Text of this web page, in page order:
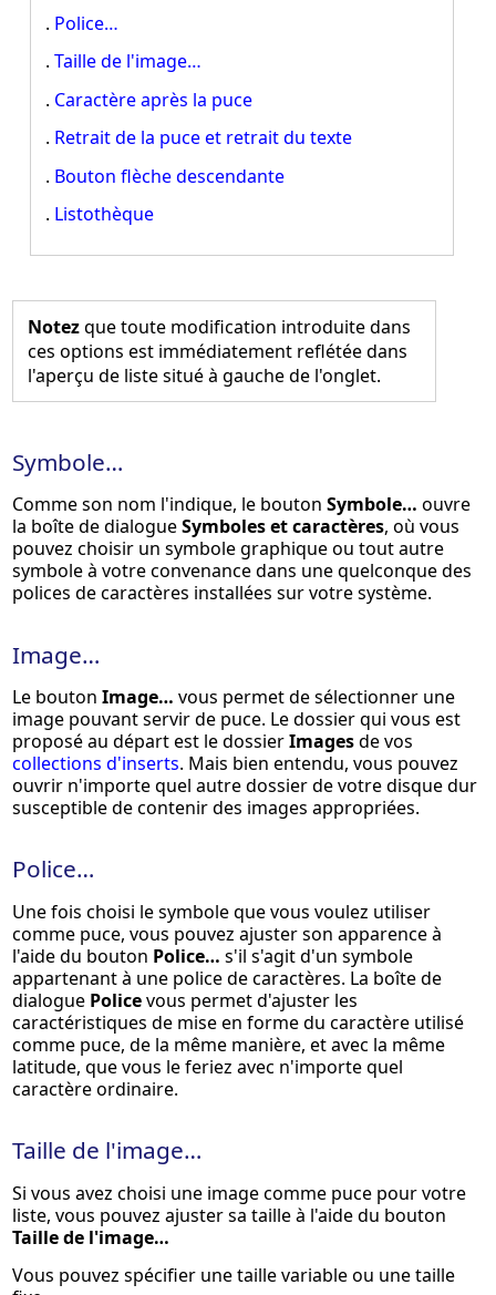
. Police…
. Taille de l'image…
. Caractère après la puce
. Retrait de la puce et retrait du texte
. Bouton flèche descendante
. Listothèque
Notezque toute modification introduite dans
ces options est immédiatement reflétée dans
l'aperçu de liste situé à gauche de l'onglet.
Symbole…
Comme son nom l'indique, le boutonSymbole… ouvre
la boîte de dialogueSymboles et caractères, où vous
pouvez choisir un symbole graphique ou tout autre
symbole à votre convenance dans une quelconque des
polices de caractères installées sur votre système.
Image…
Le boutonImage… vous permet de sélectionner une
image pouvant servir de puce. Le dossier qui vous est
proposé au départ est le dossierImagesde vos
collections d'inserts. Mais bien entendu, vous pouvez
ouvrir n'importe quel autre dossier de votre disque dur
susceptible de contenir des images appropriées.
Police…
Une fois choisi le symbole que vous voulez utiliser
comme puce, vous pouvez ajuster son apparence à
l'aide du bouton Police… s'il s'agit d'un symbole
appartenant à une police de caractères. La boîte de
dialogue Policevous permet d'ajuster les
caractéristiques de mise en forme du caractère utilisé
comme puce, de la même manière, et avec la même
latitude, que vous le feriez avec n'importe quel
caractère ordinaire.
Taille de l'image…
Si vous avez choisi une image comme puce pour votre
liste, vous pouvez ajuster sa taille à l'aide du bouton
Taille de l'image…
Vous pouvez spécifier une taillevariableou une taille